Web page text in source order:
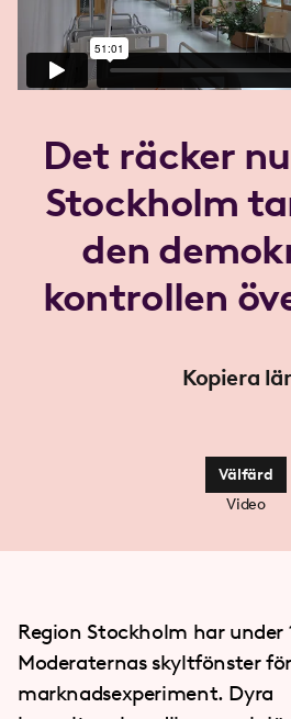
Det räcker
Stockholm
den
kontrollen
Kopiera
Välfärd
Video
Region Stockholm har under
Moderaternas skyltfönster
marknadsexperiment. Dyra